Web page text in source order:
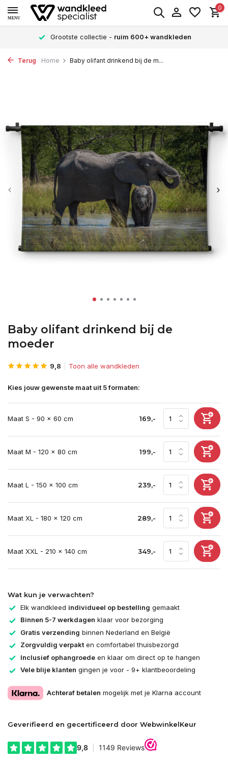
MENU
0
Grootste collectie - ruim 600+ wandkleden
Terug Home Baby olifant drinkend bij de m...
Baby olifant drinkend bij de
moeder
9,8 Toon alle wandkleden
Kies jouw gewenste maat uit 5 formaten:
Maat S - 90 x 60 cm 169,-
Maat M - 120 x 80 cm 199,-
Maat L - 150 x 100 cm 239,-
Maat XL - 180 x 120 cm 289,-
Maat XXL - 210 x 140 cm 349,-
Wat kun je verwachten?
Elk wandkleed individueel op bestelling gemaakt
Binnen 5-7 werkdagen klaar voor bezorging
Gratis verzending binnen Nederland en België
Zorgvuldig verpakten comfortabel thuisbezorgd
Inclusief ophangroede en klaar om direct op te hangen
Vele blije klanten gingen je voor - 9+ klantbeoordeling
Achteraf betalen mogelijk met je Klarna account
Geverifieerd en gecertificeerd door WebwinkelKeur